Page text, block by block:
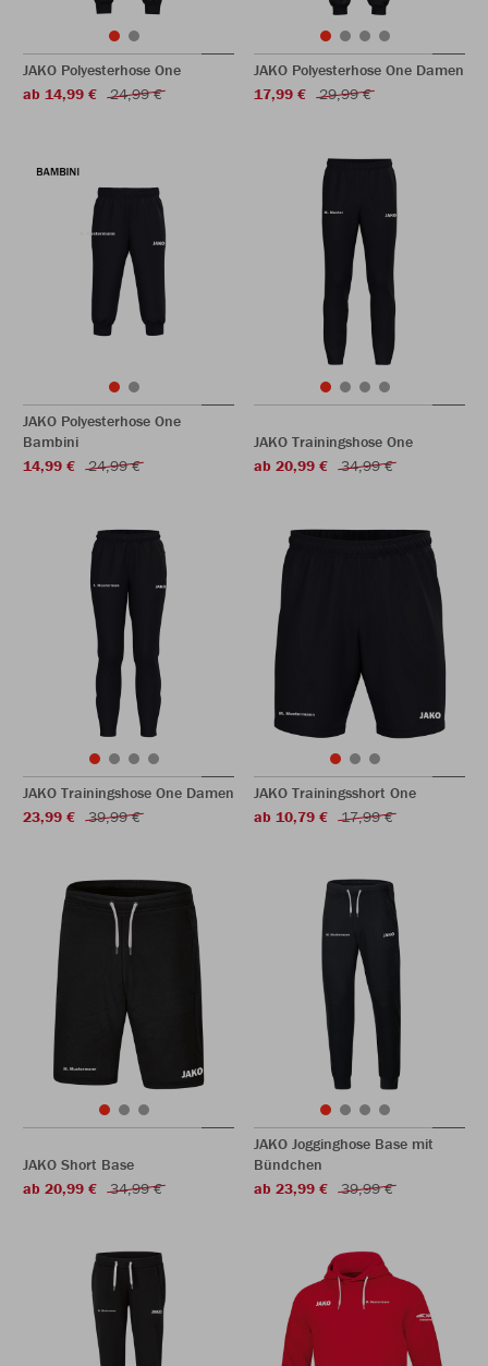
JAKO Polyesterhose One
ab 14,99 €
24,99 €
JAKO Polyesterhose One Damen
17,99 €
29,99 €
JAKO Polyesterhose One
Bambini
14,99 €
24,99 €
JAKO Trainingshose One
ab 20,99 €
34,99 €
JAKO Trainingshose One Damen
23,99 €
39,99 €
JAKO Trainingsshort One
ab 10,79 €
17,99 €
JAKO Short Base
ab 20,99 €
34,99 €
JAKO Jogginghose Base mit
Bündchen
ab 23,99 €
39,99 €